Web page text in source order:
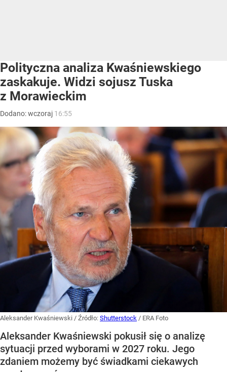
Polityczna analiza Kwaśniewskiego
zaskakuje. Widzi sojusz Tuska
z Morawieckim
Dodano:wczoraj 16:55
Aleksander Kwaśniewski / Źródło: Shutterstock / ERA Foto
Aleksander Kwaśniewski pokusił się o analizę
sytuacji przed wyborami w 2027 roku. Jego
zdaniem możemy być świadkami ciekawych